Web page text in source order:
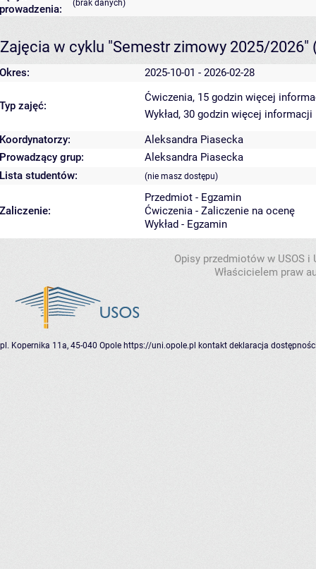
prowadzenia:
(brak danych)
Zajęcia w cyklu "Semestr zimowy 2025/2026"
Okres: 2025-10-01 - 2026-02-28
Typ zajęć:
Ćwiczenia, 15 godzin więcej
Wykład, 30 godzin więcej informacji
Koordynatorzy:
Aleksandra Piasecka
Prowadzący grup:
Aleksandra Piasecka
Lista studentów:
(nie masz dostępu)
Zaliczenie:
Przedmiot - Egzamin
Ćwiczenia - Zaliczenie na ocenę
Wykład - Egzamin
Opisy przedmiotów w USOS
Właścicielem praw
pl. Kopernika 11a, 45-040 Opole https://uni.opole.pl kontakt deklaracja